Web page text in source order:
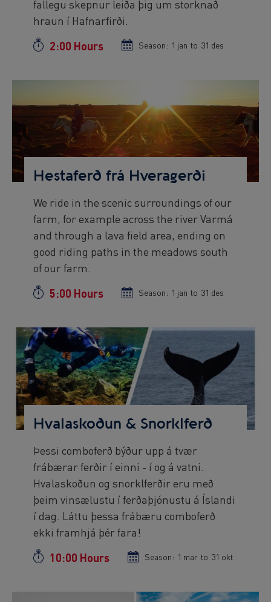
fallegu skepnur leiða þig um storknað
hraun í Hafnarfirði.
Duration
2:00 Hours Season: Season
1 jan to Season
31 des
Image
Hestaferð frá Hveragerði
Preview
text
We ride in the scenic surroundings of our
farm, for example across the river Varmá
and through a lava field area, ending on
good riding paths in the meadows south
of our farm.
Duration
5:00 Hours Season: Season
1 jan to Season
31 des
Preview
Image
Hvalaskoðun & Snorklferð
Preview
text
Þessi comboferð býður upp á tvær
frábærar ferðir í einni - í og á vatni.
Hvalaskoðun og snorklferðir eru með
þeim vinsælustu í ferðaþjónustu á Íslandi
í dag. Láttu þessa frábæru comboferð
ekki framhjá þér fara!
Duration
10:00 Hours Season: Season
1 mar to Season
31 okt